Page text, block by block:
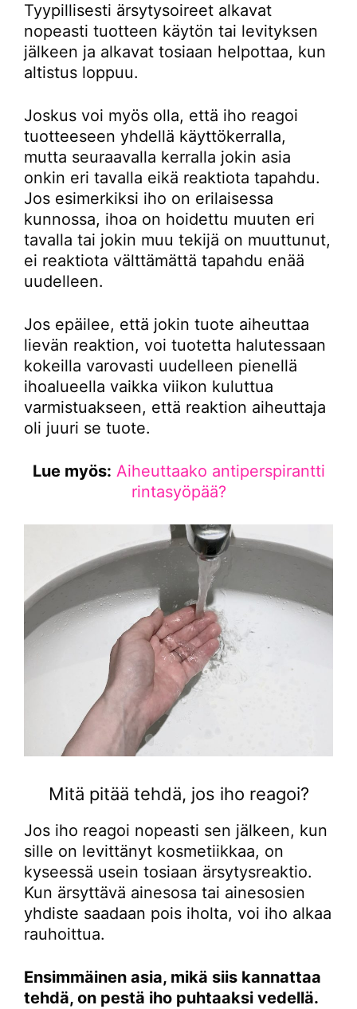
Tyypillisesti ärsytysoireet alkavat
nopeasti tuotteen käytön tai levityksen
jälkeen ja alkavat tosiaan helpottaa, kun
altistus loppuu.
Joskus voi myös olla, että iho reagoi
tuotteeseen yhdellä käyttökerralla,
mutta seuraavalla kerralla jokin asia
onkin eri tavalla eikä reaktiota tapahdu.
Jos esimerkiksi iho on erilaisessa
kunnossa, ihoa on hoidettu muuten eri
tavalla tai jokin muu tekijä on muuttunut,
ei reaktiota välttämättä tapahdu enää
uudelleen.
Jos epäilee, että jokin tuote aiheuttaa
lievän reaktion, voi tuotetta halutessaan
kokeilla varovasti uudelleen pienellä
ihoalueella vaikka viikon kuluttua
varmistuakseen, että reaktion aiheuttaja
oli juuri se tuote.
Lue myös: Aiheuttaako antiperspirantti
rintasyöpää?
Mitä pitää tehdä, jos iho reagoi?
Jos iho reagoi nopeasti sen jälkeen, kun
sille on levittänyt kosmetiikkaa, on
kyseessä usein tosiaan ärsytysreaktio.
Kun ärsyttävä ainesosa tai ainesosien
yhdiste saadaan pois iholta, voi iho alkaa
rauhoittua.
Ensimmäinen asia, mikä siis kannattaa
tehdä, on pestä iho puhtaaksi vedellä.